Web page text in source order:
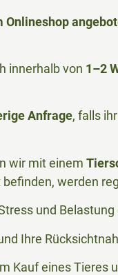
Onlineshop
innerhalb von 1–2
Anfrage, falls
wir mit einem
werden
und
Ihre
Kauf eines Tieres